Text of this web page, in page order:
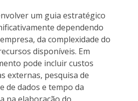
um guia estratégico
dependendo
da complexidade do
disponíveis. Em
pode incluir custos
externas, pesquisa de
de dados e tempo da